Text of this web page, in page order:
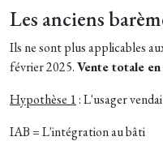
Les anciens
Ils ne sont plus applicables
février 2025.Vente totale
Hypothèse 1: L'usager
IAB = L'intégration au bâti